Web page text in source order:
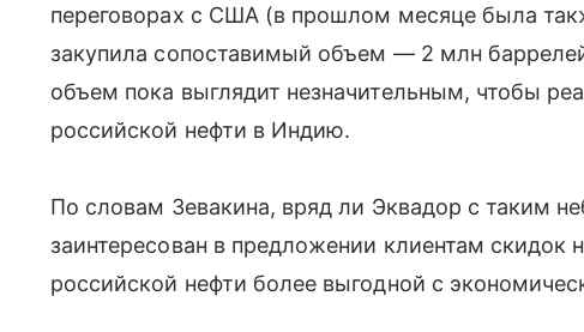
переговорах с США (в прошлом месяце была
закупила сопоставимый объем — 2 млн
объем пока выглядит незначительным, чтобы
российской нефти в Индию.
По словам Зевакина, вряд ли Эквадор с таким
заинтересован в предложении клиентам скидок
российской нефти более выгодной с